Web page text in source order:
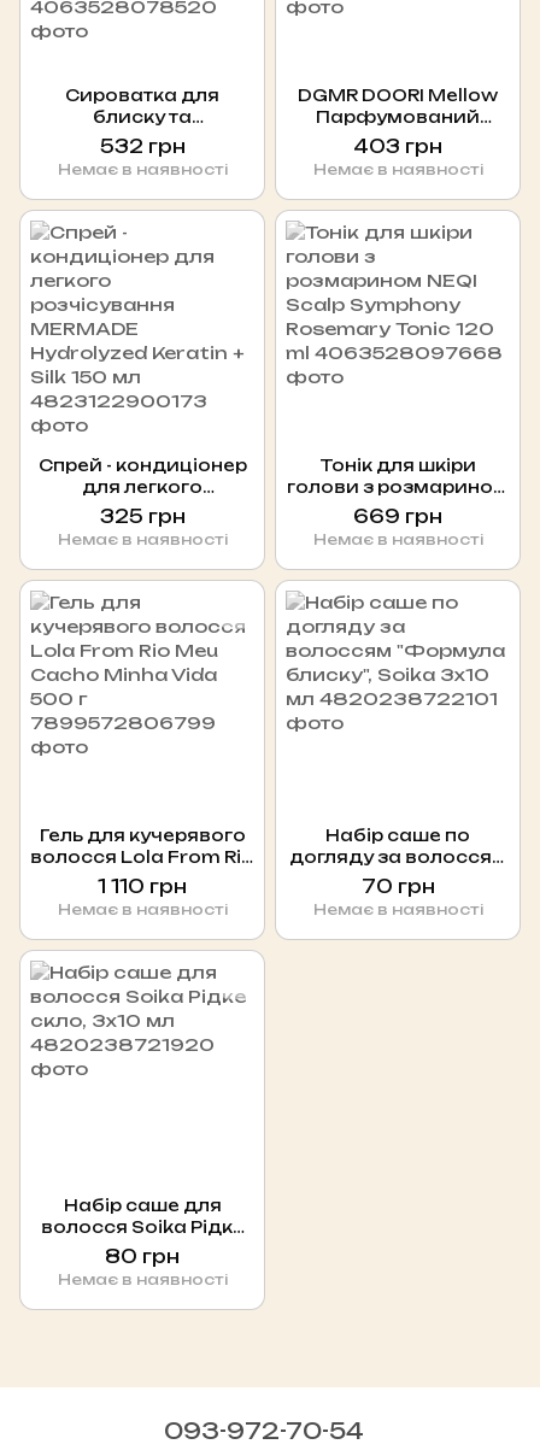
Cироватка для
блиску та
шовковистості
волосся NEQI Opulent
Oil Har Serum 75ml
532 грн
Немає в наявності
DGMR DOORI Mellow
Парфумований
незмивний засіб для
волосся 120 мл
403 грн
Немає в наявності
Спрей - кондиціонер
для легкого
розчісування
MERMADE Hydrolyzed
325 грн
Немає в наявності
Тонік для шкіри
голови з розмарином
NEQI Scalp Symphony
Rosemary Tonic 120
669 грн
Немає в наявності
Гель для кучерявого
волосся Lola From Rio
Meu Cacho Minha Vida
500 г
1 110 грн
Немає в наявності
Набір саше по
догляду за волоссям
"Формула блиску",
Soika 3x10 мл
70 грн
Немає в наявності
Набір саше для
волосся Soika Рідке
скло, 3x10 мл
80 грн
Немає в наявності
093-972-70-54